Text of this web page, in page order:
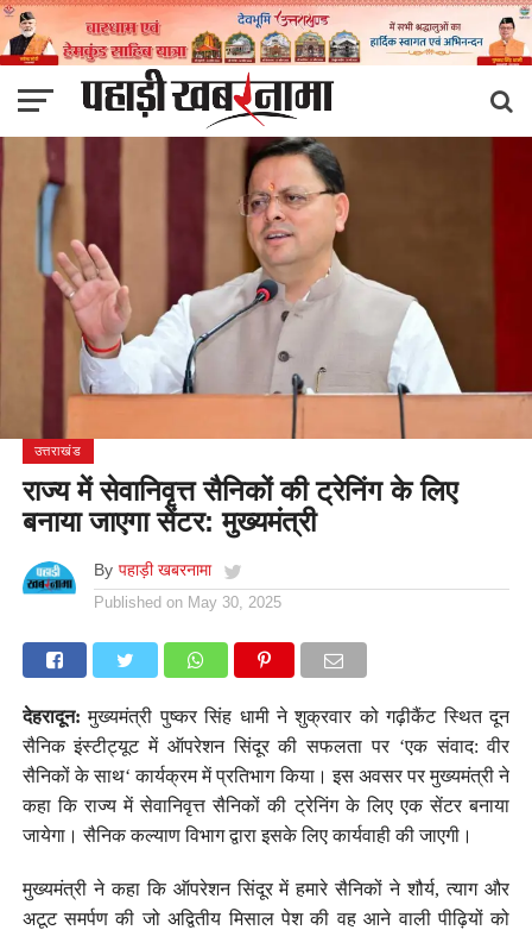
उत्तराखंड
राज्य में सेवानिवृत्त सैनिकों की ट्रेनिंग के लिए
बनाया जाएगा सेंटर: मुख्यमंत्री
By पहाड़ी खबरनामा
Published on May 30, 2025
देहरादून: मुख्यमंत्री पुष्कर सिंह धामी ने शुक्रवार को गढ़ीकैंट स्थित दून
सैनिक इंस्टीट्यूट में ऑपरेशन सिंदूर की सफलता पर ‘एक संवाद: वीर
सैनिकों के साथ‘ कार्यक्रम में प्रतिभाग किया। इस अवसर पर मुख्यमंत्री ने
कहा कि राज्य में सेवानिवृत्त सैनिकों की ट्रेनिंग के लिए एक सेंटर बनाया
जायेगा। सैनिक कल्याण विभाग द्वारा इसके लिए कार्यवाही की जाएगी।
मुख्यमंत्री ने कहा कि ऑपरेशन सिंदूर में हमारे सैनिकों ने शौर्य, त्याग और
अटूट समर्पण की जो अद्वितीय मिसाल पेश की वह आने वाली पीढ़ियों को